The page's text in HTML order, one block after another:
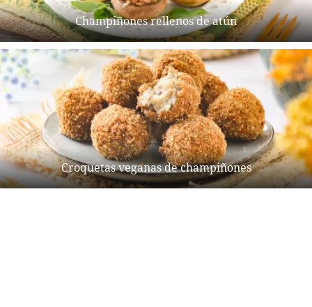
Champiñones rellenos de atún
Croquetas veganas de champiñones